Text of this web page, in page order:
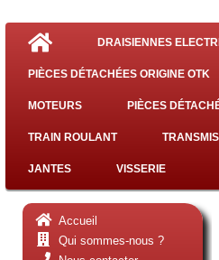
DRAISIENNES
PIÈCES DÉTACHÉES ORIGINE OTK
MOTEURS PIÈCES
TRAIN ROULANT
JANTES VISSERIE
Accueil
Qui sommes-nous ?